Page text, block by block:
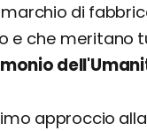
di
e che meritano
approccio